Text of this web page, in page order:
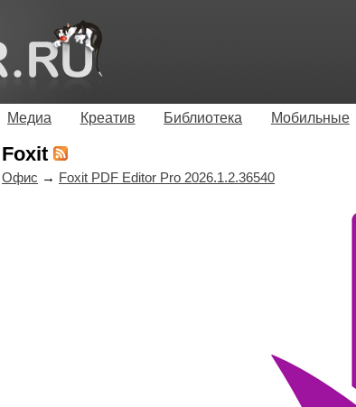
Медиа Креатив Библиотека Мобильные
Foxit
Офис → Foxit PDF Editor Pro 2026.1.2.36540